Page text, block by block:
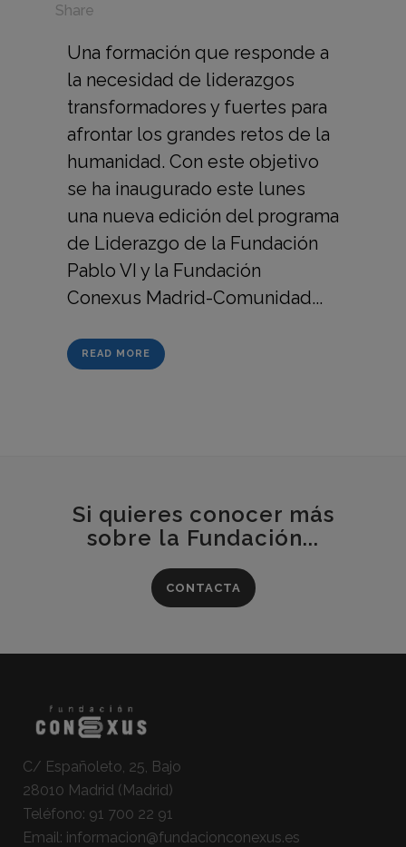
Share
Una formación que responde a
la necesidad de liderazgos
transformadores y fuertes para
afrontar los grandes retos de la
humanidad. Con este objetivo
se ha inaugurado este lunes
una nueva edición del programa
de Liderazgo de la Fundación
Pablo VI y la Fundación
Conexus Madrid-Comunidad...
READ MORE
Si quieres conocer más
sobre la Fundación...
CONTACTA
C/ Españoleto, 25, Bajo
28010 Madrid (Madrid)
Teléfono: 91 700 22 91
Email: informacion@fundacionconexus.es